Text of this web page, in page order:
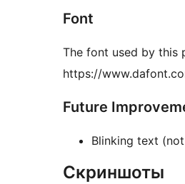
Font
The font used by this
https://
Future
Blinking text
Скриншоты